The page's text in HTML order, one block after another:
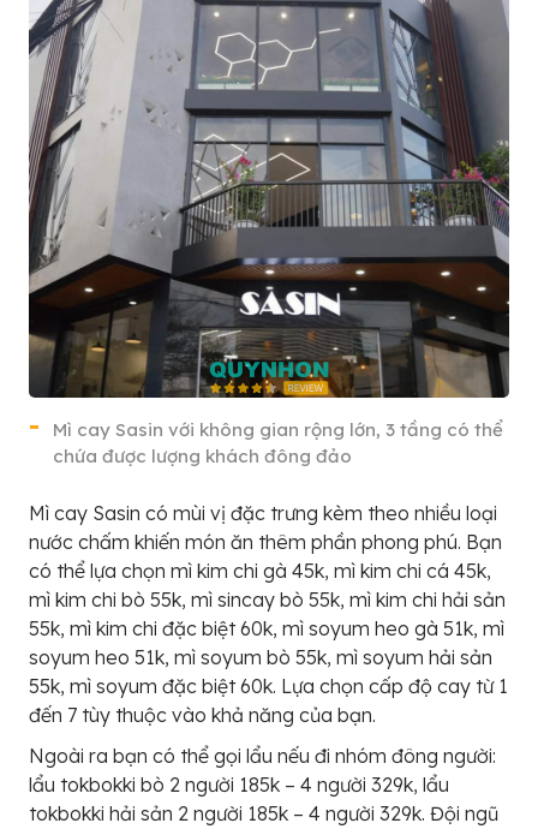
Mì cay Sasin với không gian rộng lớn, 3 tầng có thể
chứa được lượng khách đông đảo
Mì cay Sasin có mùi vị đặc trưng kèm theo nhiều loại
nước chấm khiến món ăn thêm phần phong phú. Bạn
có thể lựa chọn mì kim chi gà 45k, mì kim chi cá 45k,
mì kim chi bò 55k, mì sincay bò 55k, mì kim chi hải sản
55k, mì kim chi đặc biệt 60k, mì soyum heo gà 51k, mì
soyum heo 51k, mì soyum bò 55k, mì soyum hải sản
55k, mì soyum đặc biệt 60k. Lựa chọn cấp độ cay từ 1
đến 7 tùy thuộc vào khả năng của bạn.
Ngoài ra bạn có thể gọi lẩu nếu đi nhóm đông người:
lẩu tokbokki bò 2 người 185k – 4 người 329k, lẩu
tokbokki hải sản 2 người 185k – 4 người 329k. Đội ngũ